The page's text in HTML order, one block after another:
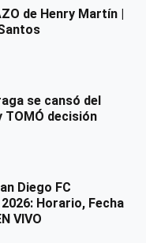
de Henry Martín |
se cansó del
TOMÓ decisión
Diego FC
Horario, Fecha
VIVO